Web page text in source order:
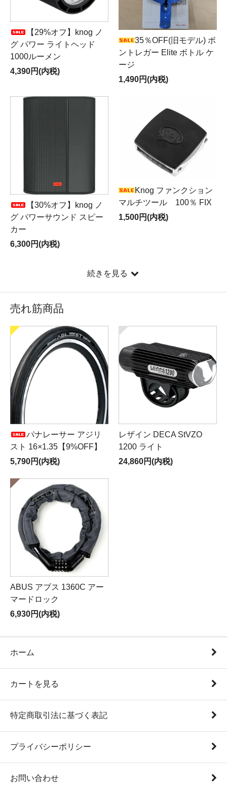
【29%オフ】knog ノ
グ パワー ライトヘッド
1000ルーメン
4,390円(内税)
35％OFF(旧モデル) ボ
ントレガー Elite ボトル ケ
ージ
1,490円(内税)
【30%オフ】knog ノ
グ パワーサウンド スピー
カー
6,300円(内税)
Knog ファンクション
マルチツール 100％ FIX
1,500円(内税)
続きを見る
売れ筋商品
パナレーサー アジリ
スト 16×1.35【9%OFF】
5,790円(内税)
レザイン DECA StVZO
1200 ライト
24,860円(内税)
ABUS アブス 1360C アー
マードロック
6,930円(内税)
ホーム
カートを見る
特定商取引法に基づく表記
プライバシーポリシー
お問い合わせ